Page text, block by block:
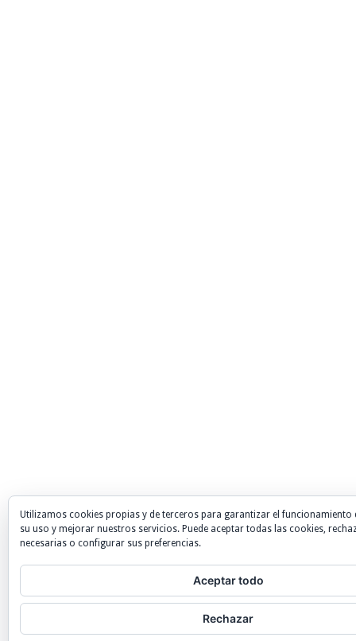
Utilizamos cookies propias y de terceros para garantizar el funcionamiento
su uso y mejorar nuestros servicios. Puede aceptar todas las cookies,
necesarias o configurar sus preferencias.
Aceptar todo
Rechazar